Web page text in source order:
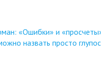
«Ошибки» и
назвать просто